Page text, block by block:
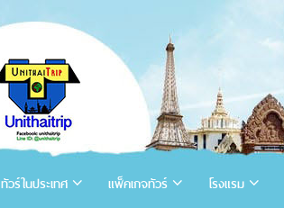
ทัวร์ในประเทศ แพ็คเกจทัวร์ โรงแรม